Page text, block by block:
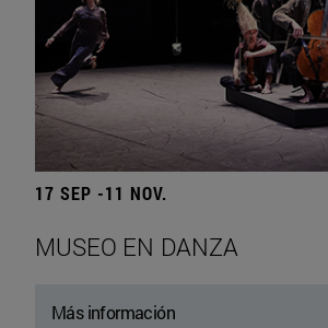
17 SEP -11 NOV.
MUSEO EN DANZA
Más información